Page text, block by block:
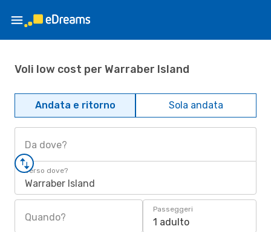
Voli low cost per Warraber Island
Andata e ritorno Sola andata
Da dove?
Verso dove?
Warraber Island
Quando?
Passeggeri
1 adulto